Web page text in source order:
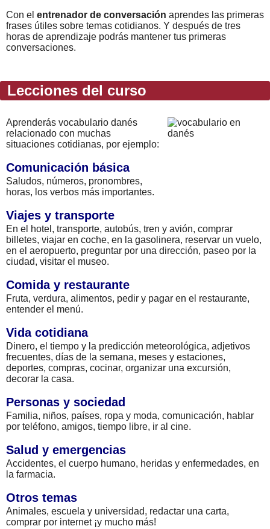
Con el entrenador de conversación aprendes las primeras
frases útiles sobre temas cotidianos. Y después de tres
horas de aprendizaje podrás mantener tus primeras
conversaciones.
Lecciones del curso
Aprenderás vocabulario danés
relacionado con muchas
situaciones cotidianas, por ejemplo:
Comunicación básica
Saludos, números, pronombres,
horas, los verbos más importantes.
Viajes y transporte
En el hotel, transporte, autobús, tren y avión, comprar
billetes, viajar en coche, en la gasolinera, reservar un vuelo,
en el aeropuerto, preguntar por una dirección, paseo por la
ciudad, visitar el museo.
Comida y restaurante
Fruta, verdura, alimentos, pedir y pagar en el restaurante,
entender el menú.
Vida cotidiana
Dinero, el tiempo y la predicción meteorológica, adjetivos
frecuentes, días de la semana, meses y estaciones,
deportes, compras, cocinar, organizar una excursión,
decorar la casa.
Personas y sociedad
Familia, niños, países, ropa y moda, comunicación, hablar
por teléfono, amigos, tiempo libre, ir al cine.
Salud y emergencias
Accidentes, el cuerpo humano, heridas y enfermedades, en
la farmacia.
Otros temas
Animales, escuela y universidad, redactar una carta,
comprar por internet ¡y mucho más!